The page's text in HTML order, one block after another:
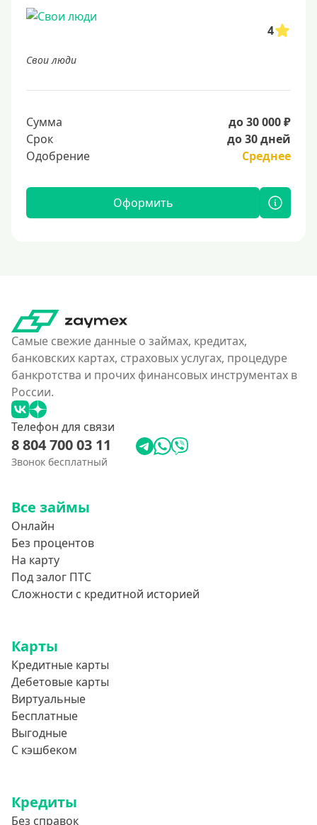
4
Свои люди
Сумма
до 30 000 ₽
Срок
до 30 дней
Одобрение
Среднее
Оформить
Самые свежие данные о займах, кредитах,
банковских картах, страховых услугах, процедуре
банкротства и прочих финансовых инструментах в
России.
Телефон для связи
8 804 700 03 11
Звонок бесплатный
Все займы
Онлайн
Без процентов
На карту
Под залог ПТС
Сложности с кредитной историей
Карты
Кредитные карты
Дебетовые карты
Виртуальные
Бесплатные
Выгодные
С кэшбеком
Кредиты
Без справок